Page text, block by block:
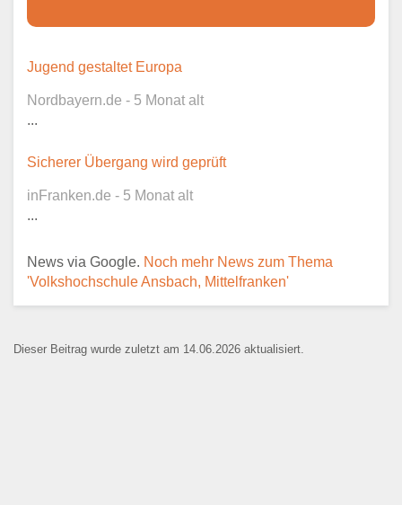
Dieser Teil dient lediglich zur
öffentlich sichtbar.
Ansprechpartner
E-Mail*
Jugend gestaltet Europa
Nordbayern.de - 5 Monat alt
...
Sicherer Übergang wird geprüft
inFranken.de - 5 Monat alt
...
News via Google. Noch mehr News zum Thema
'Volkshochschule Ansbach, Mittelfranken'
Dieser Beitrag wurde zuletzt am 14.06.2026 aktualisiert.